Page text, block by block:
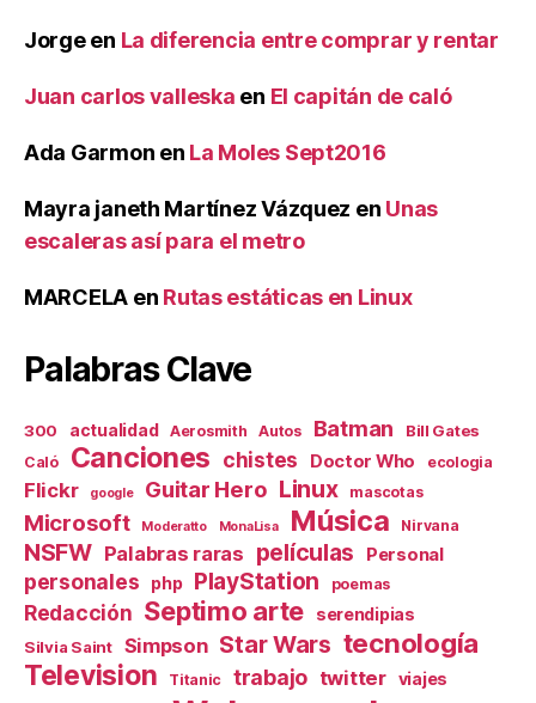
Jorgeen La diferencia entre comprar y rentar
Juan carlos valleska en El capitán de caló
Ada Garmon en La Moles Sept2016
Mayra janeth Martínez Vázquez en Unas
escaleras así para el metro
MARCELA en Rutas estáticas en Linux
Palabras Clave
300 actualidad Aerosmith Autos Batman Bill Gates
Caló Canciones chistes Doctor Who ecologia
Flickr google Guitar Hero Linux mascotas
Microsoft Moderatto MonaLisa Música Nirvana
NSFW Palabras raras películas Personal
personales php PlayStation poemas
Redacción Septimo arte serendipias
Silvia Saint Simpson Star Wars tecnología
Television Titanic trabajo twitter viajes